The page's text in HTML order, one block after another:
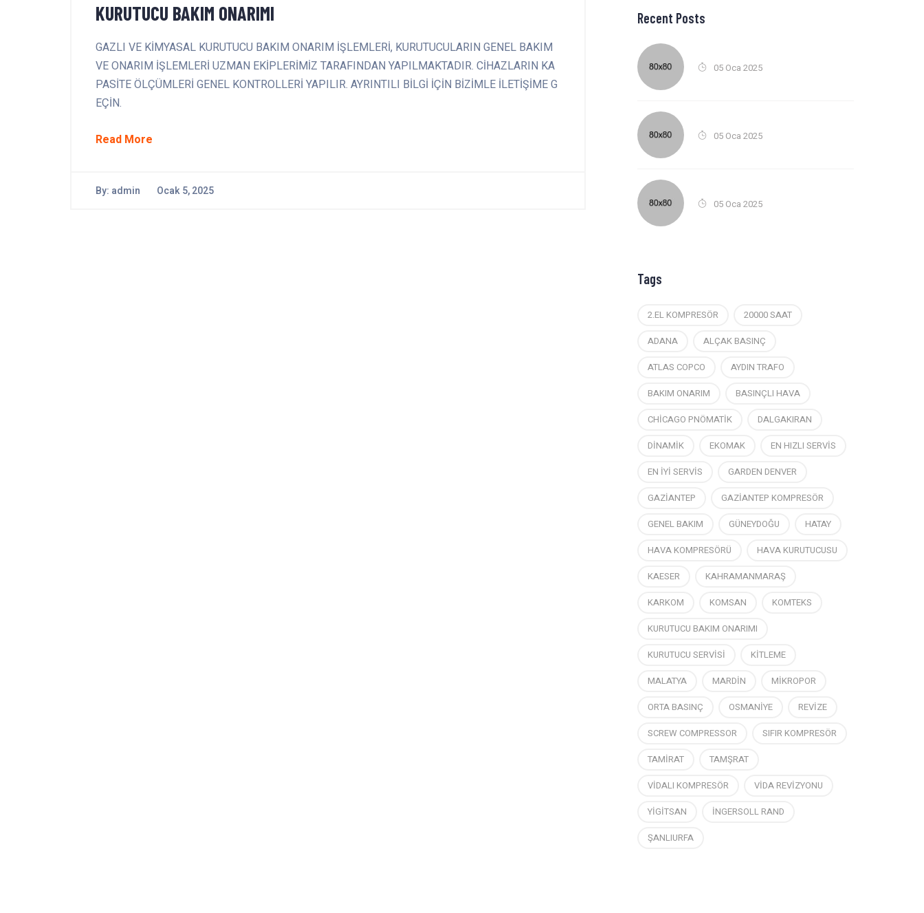
KURUTUCU BAKIM ONARIMI
GAZLI VE KİMYASAL KURUTUCU BAKIM ONARIM İŞLEMLERİ, KURUTUCULARIN GENEL BAKIM
VE ONARIM İŞLEMLERİ UZMAN EKİPLERİMİZ TARAFINDAN YAPILMAKTADIR. CİHAZLARIN KA
PASİTE ÖLÇÜMLERİ GENEL KONTROLLERİ YAPILIR. AYRINTILI BİLGİ İÇİN BİZİMLE İLETİŞİME G
EÇİN.
Read More
By: admin Ocak 5, 2025
Recent Posts
05 Oca 2025
05 Oca 2025
05 Oca 2025
Tags
2.EL KOMPRESÖR
20000 SAAT
ADANA
ALÇAK BASINÇ
ATLAS COPCO
AYDIN TRAFO
BAKIM ONARIM
BASINÇLI HAVA
CHİCAGO PNÖMATİK
DALGAKIRAN
DİNAMİK
EKOMAK
EN HIZLI SERVİS
EN İYİ SERVİS
GARDEN DENVER
GAZİANTEP
GAZİANTEP KOMPRESÖR
GENEL BAKIM
GÜNEYDOĞU
HATAY
HAVA KOMPRESÖRÜ
HAVA KURUTUCUSU
KAESER
KAHRAMANMARAŞ
KARKOM
KOMSAN
KOMTEKS
KURUTUCU BAKIM ONARIMI
KURUTUCU SERVİSİ
KİTLEME
MALATYA
MARDİN
MİKROPOR
ORTA BASINÇ
OSMANİYE
REVİZE
SCREW COMPRESSOR
SIFIR KOMPRESÖR
TAMİRAT
TAMŞRAT
VİDALI KOMPRESÖR
VİDA REVİZYONU
YİGİTSAN
İNGERSOLL RAND
ŞANLIURFA